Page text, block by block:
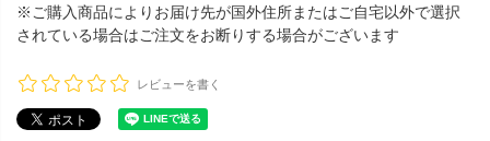
※ご購入商品によりお届け先が国外住所またはご自宅以外で選択
されている場合はご注文をお断りする場合がございます
レビューを書く